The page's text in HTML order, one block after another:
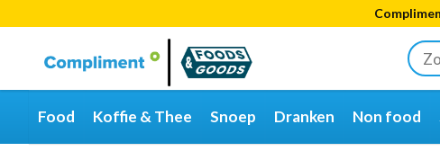
naar:
Categorieën
Merken
Food Koffie & Thee Snoep Dranken Non food